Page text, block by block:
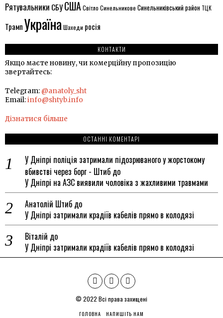
Рятувальники СБУСШАСвітло Синельникове Синельниківський район ТЦК
ТрампУкраїнаШахеди росія
КОНТАКТИ
Якщо маєте новину, чи комерційну пропозицію
звертайтесь:
Telegram: @anatoly_sht
Email:info@shtyb.info
Дізнатися більше
ОСТАННІ КОМЕНТАРІ
У Дніпрі поліція затримали підозрюваного у жорстокому
вбивстві через борг - Штиб до
У Дніпрі на АЗС виявили чоловіка з жахливими травмами
Анатолій Штиб до
У Дніпрі затримали крадіїв кабелів прямо в колодязі
Віталій до
У Дніпрі затримали крадіїв кабелів прямо в колодязі
© 2022 Всі права захищені
ГОЛОВНА НАПИШІТЬ НАМ